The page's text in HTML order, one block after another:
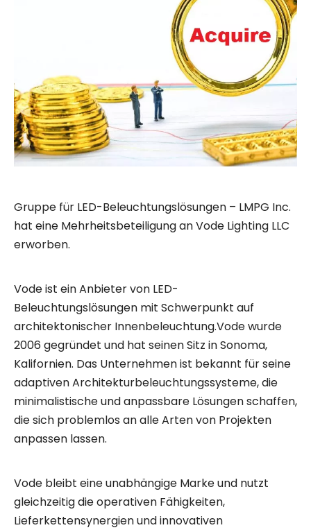
Gruppe für LED-Beleuchtungslösungen – LMPG Inc.
hat eine Mehrheitsbeteiligung an Vode Lighting LLC
erworben.
Vode ist ein Anbieter von LED-
Beleuchtungslösungen mit Schwerpunkt auf
architektonischer Innenbeleuchtung.Vode wurde
2006 gegründet und hat seinen Sitz in Sonoma,
Kalifornien. Das Unternehmen ist bekannt für seine
adaptiven Architekturbeleuchtungssysteme, die
minimalistische und anpassbare Lösungen schaffen,
die sich problemlos an alle Arten von Projekten
anpassen lassen.
Vode bleibt eine unabhängige Marke und nutzt
gleichzeitig die operativen Fähigkeiten,
Lieferkettensynergien und innovativen